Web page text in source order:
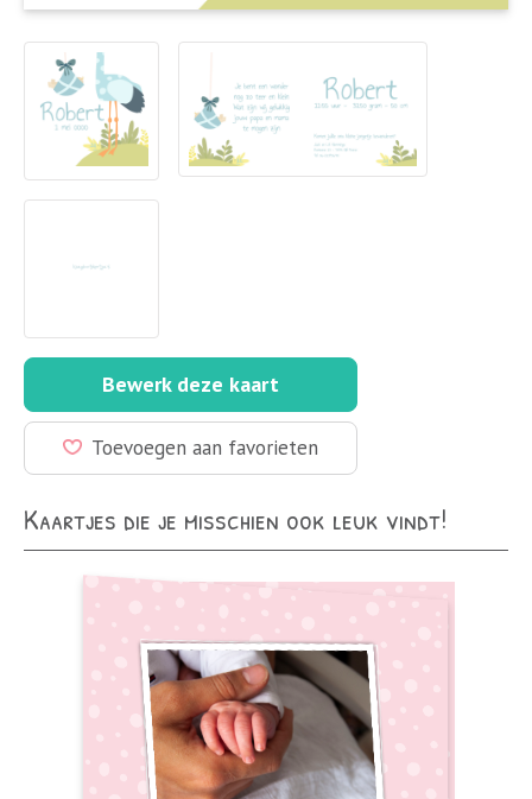
Bewerk deze kaart
Toevoegen aan favorieten
Kaartjes die je misschien ook leuk vindt!